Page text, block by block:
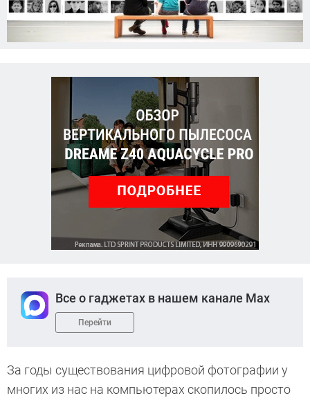
Все о гаджетах в нашем канале Max
Перейти
За годы существования цифровой фотографии у
многих из нас на компьютерах скопилось просто